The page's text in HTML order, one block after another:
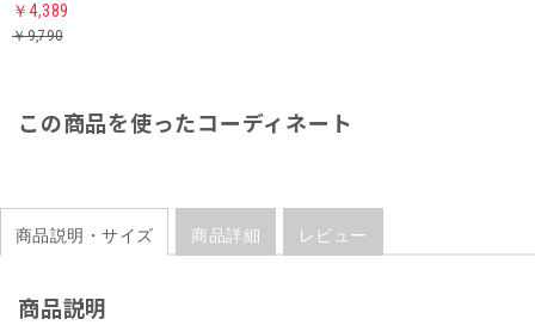
￥4,389
￥9,790
この商品を使ったコーディネート
商品説明・サイズ 商品詳細 レビュー
商品説明